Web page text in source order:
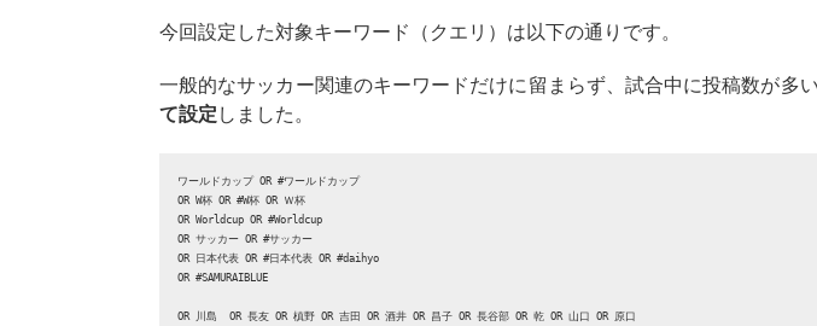
今回設定した対象キーワード（クエリ）は以下の通りです。
一般的なサッカー関連のキーワードだけに留まらず、試合中に投稿数が多
て設定 しました。
ワールドカップ OR #ワールドカップ
OR W杯 OR #W杯 OR Ｗ杯
OR Worldcup OR #Worldcup
OR サッカー OR #サッカー
OR 日本代表 OR #日本代表 OR #daihyo
OR #SAMURAIBLUE
OR 川島  OR 長友 OR 槙野 OR 吉田 OR 酒井 OR 昌子 OR 長谷部 OR 乾 OR 山口 OR 原口